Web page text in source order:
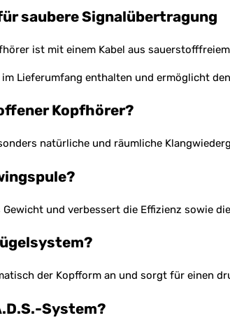
saubere Signalübertragung
ist mit einem Kabel aus
Lieferumfang enthalten und ermöglicht
Kopfhörer?
natürliche und räumliche
und verbessert die Effizienz sowie
der Kopfform an und sorgt für einen
System?